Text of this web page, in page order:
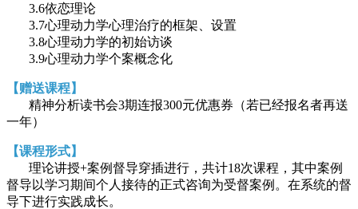
3.6依恋理论
3.7心理动力学心理治疗的框架、设置
3.8心理动力学的初始访谈
3.9心理动力学个案概念化
【赠送课程】
精神分析读书会3期连报300元优惠券（若已经报名者再送
一年）
【课程形式】
理论讲授+案例督导穿插进行，共计18次课程，其中案例
督导以学习期间个人接待的正式咨询为受督案例。在系统的督
导下进行实践成长。